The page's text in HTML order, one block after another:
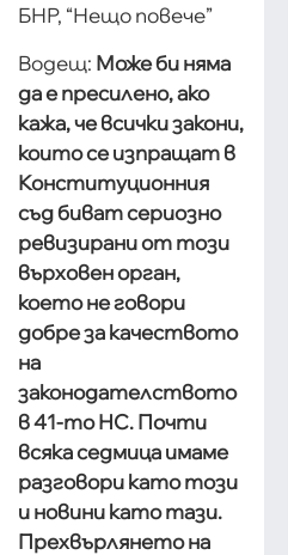
БНР, “Нещо повече”
Водещ: Може би няма
да е пресилено, ако
кажа, че всички закони,
които се изпращат в
Конституционния
съд биват сериозно
ревизирани от този
върховен орган,
което не говори
добре за качеството
на
законодателството
в 41-то НС. Почти
всяка седмица имаме
разговори като този
и новини като тази.
Прехвърлянето на